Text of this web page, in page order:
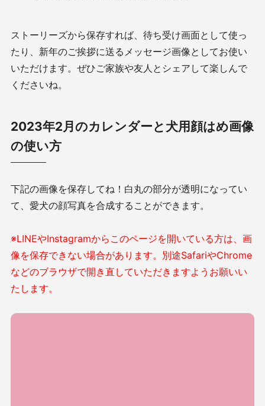
ストーリーズから保存すれば、待ち受け画面として使っ
たり、新年のご挨拶に送るメッセージ画像としてお使い
いただけます。ぜひご家族や友人とシェアして楽しんで
くださいね。
2023年2月のカレンダーと犬用顔はめ画像
の使い方
下記の画像を保存してね！白丸の部分が透明になってい
て、愛犬の顔写真を合成することができます。
※LINEやInstagramからこのページを開いている方は、画
像を保存できない場合があります。別途SafariやChrome
などのブラウザで開き直していただきますようお願いい
たします。